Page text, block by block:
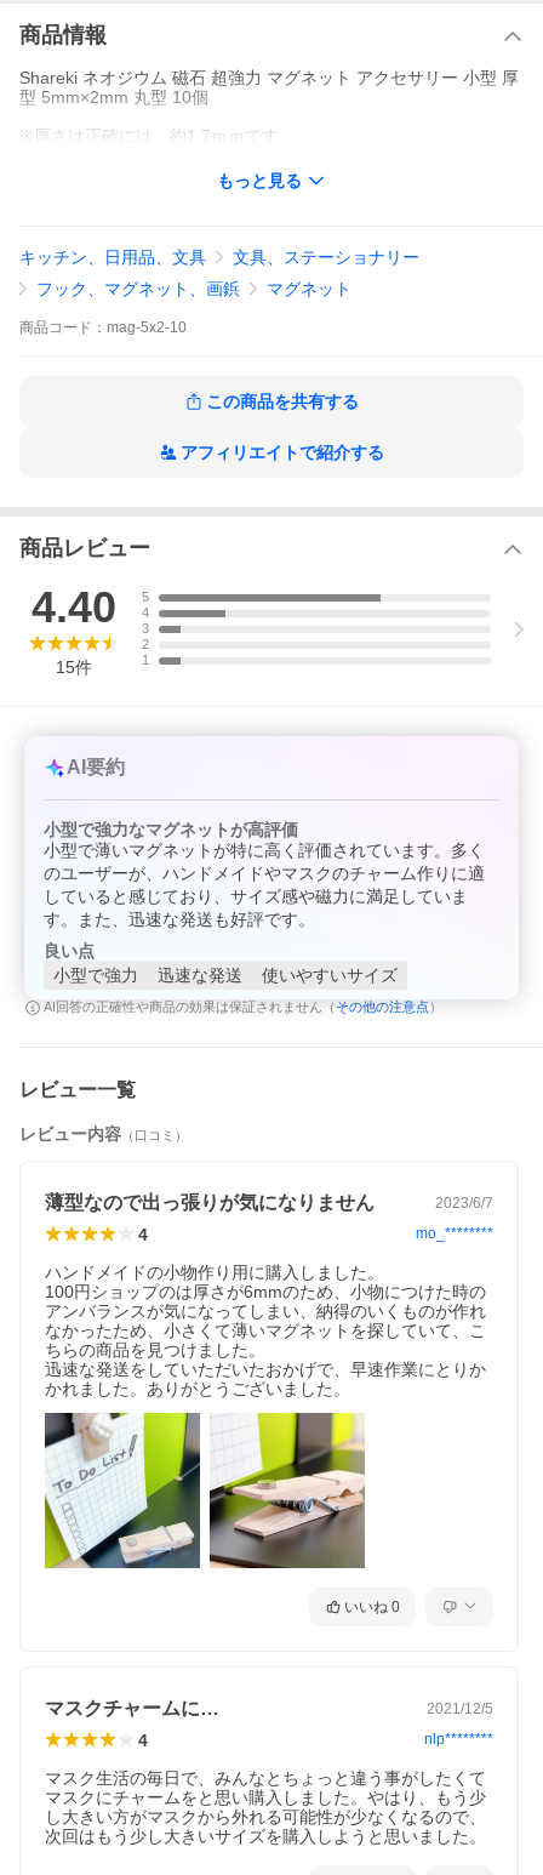
商品情報
Shareki ネオジウム 磁石 超強力 マグネット アクセサリー 小型 厚
型 5mm×2mm 丸型 10個
※厚さは正確には、約1.7ｍｍです。
もっと見る
キッチン、日用品、文具
文具、ステーショナリー
フック、マグネット、画鋲
マグネット
商品 コード： mag-5x2-10
この商品を共有する
アフィリエイトで紹介する
商品レビュー
4.40
15件
5
4
3
2
1
AI要約
小型で強力なマグネットが高評価
小型で薄いマグネットが特に高く評価されています。多く
のユーザーが、ハンドメイドやマスクのチャーム作りに適
していると感じており、サイズ感や磁力に満足していま
す。また、迅速な発送も好評です。
良い点
小型で強力
迅速な発送 使いやすいサイズ
AI回答の正確性や商品の効果は保証されません（ その他の注意点 ）
レビュー一覧
レビュー内容 （口コミ）
薄型なので出っ張りが気になりません 2023/6/7
4 mo_********
ハンドメイドの小物作り用に購入しました。
100円ショップのは厚さが6mmのため、小物につけた時の
アンバランスが気になってしまい、納得のいくものが作れ
なかったため、小さくて薄いマグネットを探していて、こ
ちらの商品を見つけました。
迅速な発送をしていただいたおかげで、早速作業にとりか
かれました。ありがとうございました。
いいね 0
マスクチャームに… 2021/12/5
4 nlp********
マスク生活の毎日で、みんなとちょっと違う事がしたくて
マスクにチャームをと思い購入しました。やはり、もう少
し大きい方がマスクから外れる可能性が少なくなるので、
次回はもう少し大きいサイズを購入しようと思いました。